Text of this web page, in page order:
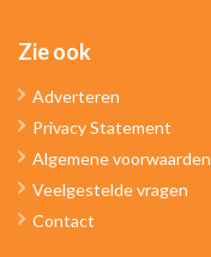
Zie ook
Adverteren
Privacy Statement
Algemene voorwaarden
Veelgestelde vragen
Contact